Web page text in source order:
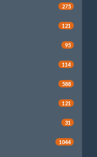
275
121
95
114
588
121
31
1044